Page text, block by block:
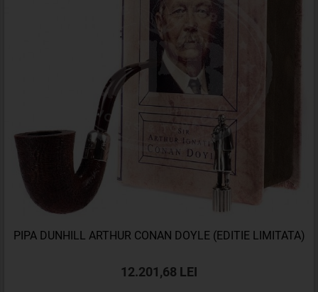
PIPA DUNHILL ARTHUR CONAN DOYLE (EDITIE LIMITATA)
12.201,68 LEI